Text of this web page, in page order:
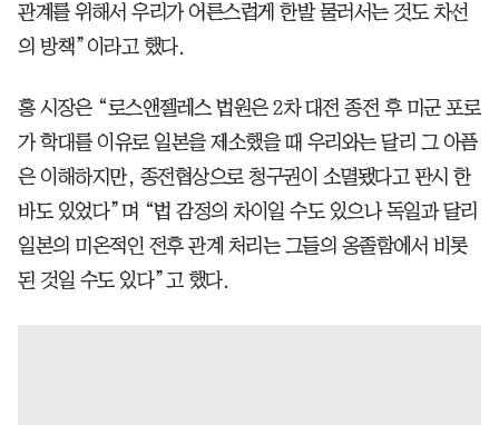
관계를 위해서 우리가 어른스럽게 한발 물러서는 것도 차선
의 방책”이라고 했다.
홍 시장은 “로스앤젤레스 법원은 2차 대전 종전 후 미군 포로
가 학대를 이유로 일본을 제소했을 때 우리와는 달리 그 아픔
은 이해하지만, 종전협상으로 청구권이 소멸됐다고 판시 한
바도 있었다”며 “법 감정의 차이일 수도 있으나 독일과 달리
일본의 미온적인 전후 관계 처리는 그들의 옹졸함에서 비롯
된 것일 수도 있다”고 했다.